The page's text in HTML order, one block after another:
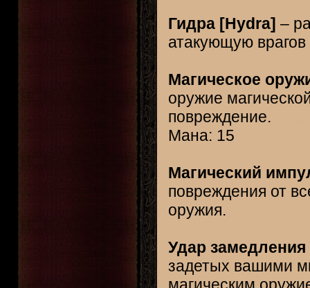
Гидра [Hydra] –
атакующую
Магическое
оружие
повреждение.
Мана: 15
Магический
повреждения от
оружия.
Удар
задетых вашими